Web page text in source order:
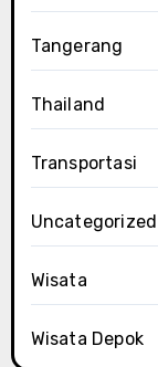
Tangerang
Thailand
Transportasi
Uncategorized
Wisata
Wisata Depok